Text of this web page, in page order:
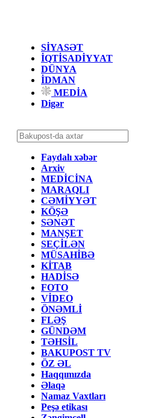
SİYASƏT
İQTİSADİYYAT
DÜNYA
İDMAN
MEDİA
Digər
Faydalı xəbər
Arxiv
MEDİCİNA
MARAQLI
CƏMİYYƏT
KÖŞƏ
SƏNƏT
MANŞET
SEÇİLƏN
MÜSAHİBƏ
KİTAB
HADİSƏ
FOTO
VİDEO
ÖNƏMLİ
FLƏŞ
GÜNDƏM
TƏHSİL
BAKUPOST TV
ÖZ ƏL
Haqqımızda
Əlaqə
Namaz Vaxtları
Peşə etikası